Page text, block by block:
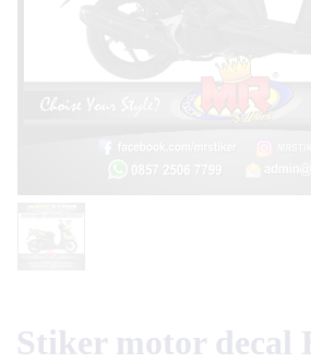
Stiker motor decal